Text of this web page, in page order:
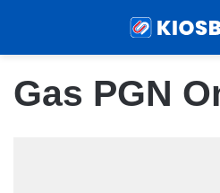
Gas PGN